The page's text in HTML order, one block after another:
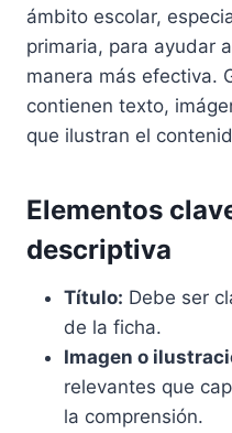
ámbito escolar,
primaria, para ayudar
manera más efectiva.
contienen texto,
que ilustran el
Elementos
descriptiva
Título: Debe ser
de la ficha.
Imagen o
relevantes que
la comprensión.